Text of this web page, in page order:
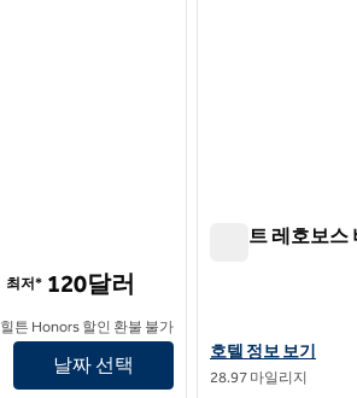
최저* 120달러
힐튼 Honors 할인 환불 불가
날짜 선택
코스트 레호보
코스트 리호보스 비
호텔 정보 보기
28.97 마일리지